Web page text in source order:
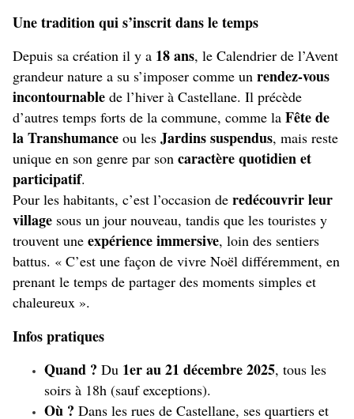
Une tradition qui s’inscrit dans le temps
Depuis sa création il y a 18 ans, le Calendrier de l’Avent
grandeur nature a su s’imposer comme un rendez-vous
incontournable de l’hiver à Castellane. Il précède
d’autres temps forts de la commune, comme la Fête de
la Transhumance ou les Jardins suspendus, mais reste
unique en son genre par son caractère quotidien et
participatif.
Pour les habitants, c’est l’occasion de redécouvrir leur
village sous un jour nouveau, tandis que les touristes y
trouvent une expérience immersive, loin des sentiers
battus. « C’est une façon de vivre Noël différemment, en
prenant le temps de partager des moments simples et
chaleureux ».
Infos pratiques
Quand ? Du 1er au 21 décembre 2025, tous les
soirs à 18h (sauf exceptions).
Où ? Dans les rues de Castellane, ses quartiers et